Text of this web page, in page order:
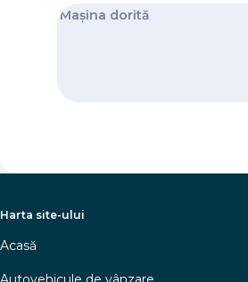
Harta site-ului
Acasă